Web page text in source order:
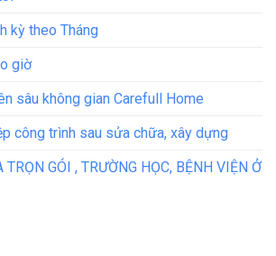
kỳ theo Tháng
giờ
sâu không gian Carefull Home
công trình sau sửa chữa, xây dựng
GÓI , TRƯỜNG HỌC, BỆNH VIỆN Ở